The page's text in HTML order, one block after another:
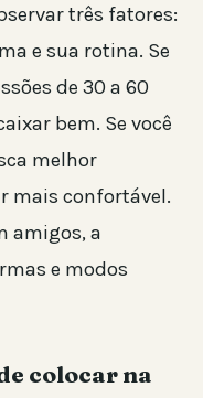
três fatores:
e sua rotina. Se
de 30 a 60
bem. Se você
melhor
mais confortável.
amigos, a
e modos
colocar na